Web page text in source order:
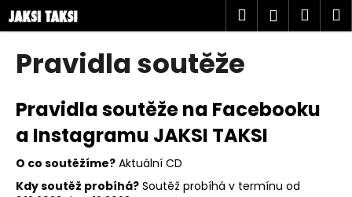
Přejít
na
obsah
Hledat
Pravidla soutěže
Pravidla soutěže na Facebooku
a Instagramu JAKSI TAKSI
O co soutěžíme? Aktuální CD
Kdy soutěž probíhá? Soutěž probíhá v termínu od
K
o
o
p
o
t
ř